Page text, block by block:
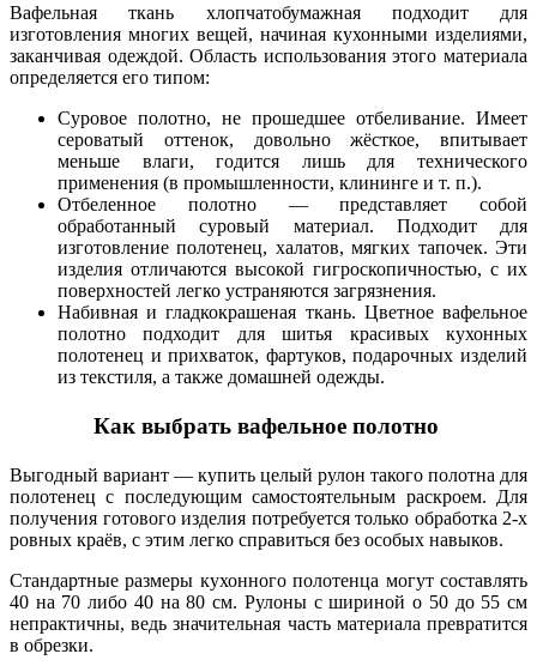
Вафельная ткань хлопчатобумажная подходит для
изготовления многих вещей, начиная кухонными изделиями,
заканчивая одеждой. Область использования этого материала
определяется его типом:
Суровое полотно, не прошедшее отбеливание. Имеет
сероватый оттенок, довольно жёсткое, впитывает
меньше влаги, годится лишь для технического
применения (в промышленности, клининге и т. п.).
Отбеленное полотно — представляет собой
обработанный суровый материал. Подходит для
изготовление полотенец, халатов, мягких тапочек. Эти
изделия отличаются высокой гигроскопичностью, с их
поверхностей легко устраняются загрязнения.
Набивная и гладкокрашеная ткань. Цветное вафельное
полотно подходит для шитья красивых кухонных
полотенец и прихваток, фартуков, подарочных изделий
из текстиля, а также домашней одежды.
Как выбрать вафельное полотно
Выгодный вариант — купить целый рулон такого полотна для
полотенец с последующим самостоятельным раскроем. Для
получения готового изделия потребуется только обработка 2-х
ровных краёв, с этим легко справиться без особых навыков.
Стандартные размеры кухонного полотенца могут составлять
40 на 70 либо 40 на 80 см. Рулоны с шириной о 50 до 55 см
непрактичны, ведь значительная часть материала превратится
в обрезки.